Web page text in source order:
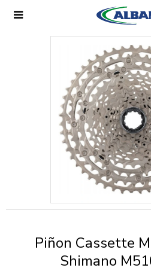

Piñon Cassette
Shimano
Ingresa tus datos y te
tengamos stock disponible.
Correo electrónico
Mensaje